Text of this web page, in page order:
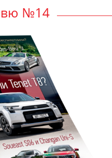
№14